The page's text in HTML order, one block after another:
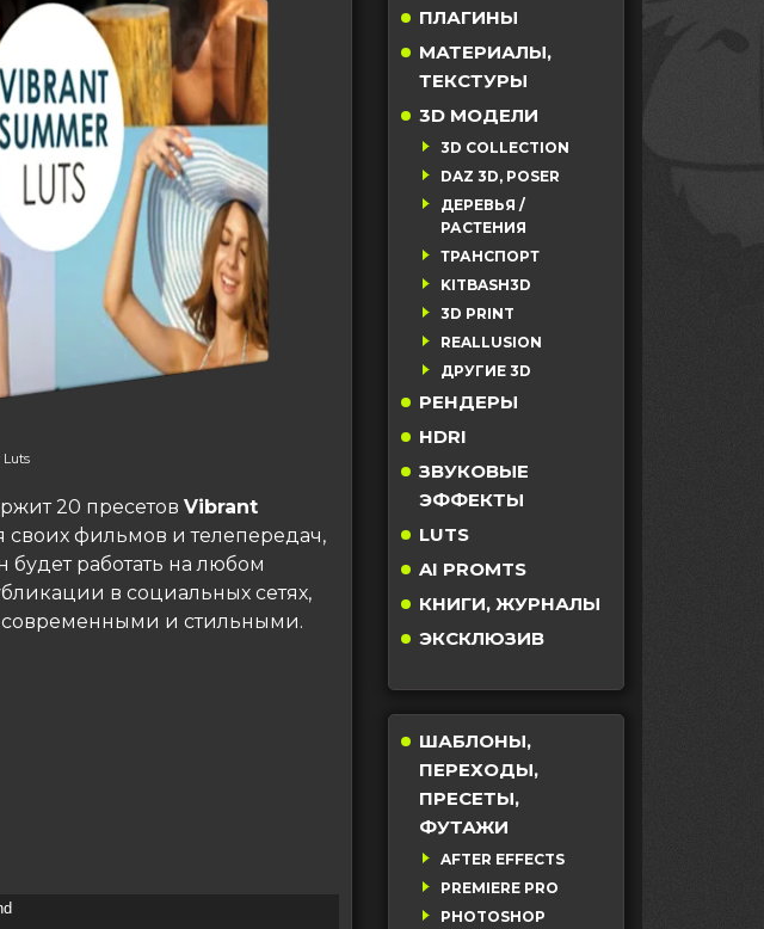
20 пресетов Vibrant
своих фильмов и телепередач,
работать на любом
в социальных сетях,
и стильными.
ПЛАГИНЫ
МАТЕРИАЛЫ,
ТЕКСТУРЫ
3D МОДЕЛИ
3D COLLECTION
DAZ 3D, POSER
ДЕРЕВЬЯ /
РАСТЕНИЯ
ТРАНСПОРТ
KITBASH3D
3D PRINT
REALLUSION
ДРУГИЕ 3D
РЕНДЕРЫ
HDRI
ЗВУКОВЫЕ
ЭФФЕКТЫ
LUTS
AI PROMTS
КНИГИ, ЖУРНАЛЫ
ЭКСКЛЮЗИВ
ШАБЛОНЫ,
ПЕРЕХОДЫ,
ПРЕСЕТЫ,
ФУТАЖИ
AFTER EFFECTS
PREMIERE PRO
PHOTOSHOP